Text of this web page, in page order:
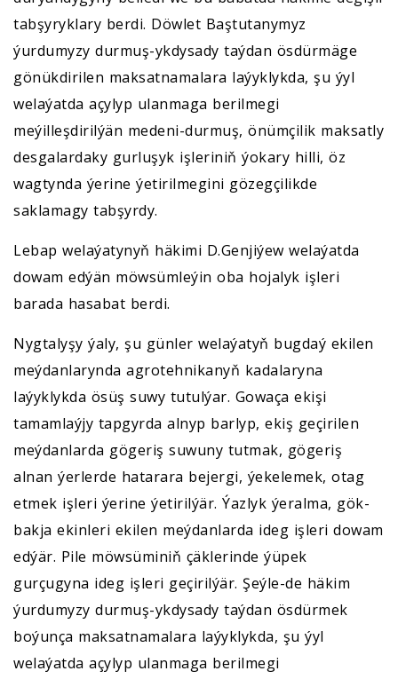
tabşyryklary berdi. Döwlet Baştutanymyz
ýurdumyzy durmuş-ykdysady taýdan ösdürmäge
gönükdirilen maksatnamalara laýyklykda, şu ýyl
welaýatda açylyp ulanmaga berilmegi
meýilleşdirilýän medeni-durmuş, önümçilik maksatly
desgalardaky gurluşyk işleriniň ýokary hilli, öz
wagtynda ýerine ýetirilmegini gözegçilikde
saklamagy tabşyrdy.
Lebap welaýatynyň häkimi D.Genjiýew welaýatda
dowam edýän möwsümleýin oba hojalyk işleri
barada hasabat berdi.
Nygtalyşy ýaly, şu günler welaýatyň bugdaý ekilen
meýdanlarynda agrotehnikanyň kadalaryna
laýyklykda ösüş suwy tutulýar. Gowaça ekişi
tamamlaýjy tapgyrda alnyp barlyp, ekiş geçirilen
meýdanlarda gögeriş suwuny tutmak, gögeriş
alnan ýerlerde hatarara bejergi, ýekelemek, otag
etmek işleri ýerine ýetirilýär. Ýazlyk ýeralma, gök-
bakja ekinleri ekilen meýdanlarda ideg işleri dowam
edýär. Pile möwsüminiň çäklerinde ýüpek
gurçugyna ideg işleri geçirilýär. Şeýle-de häkim
ýurdumyzy durmuş-ykdysady taýdan ösdürmek
boýunça maksatnamalara laýyklykda, şu ýyl
welaýatda açylyp ulanmaga berilmegi